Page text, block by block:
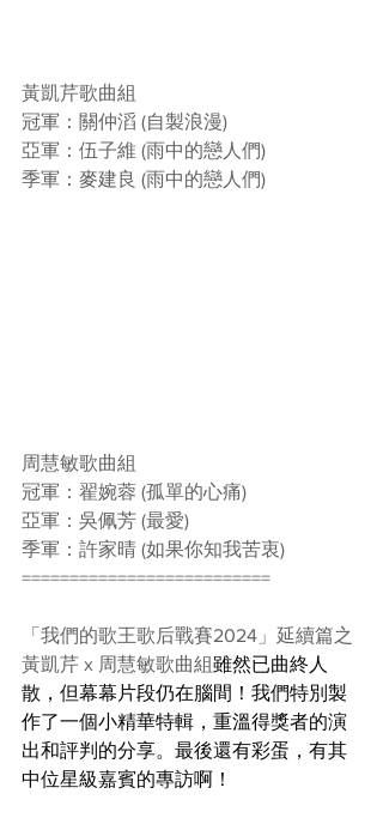
黃凱芹歌曲組
冠軍：關仲滔 (自製浪漫)
亞軍：伍子維 (雨中的戀人們)
季軍：麥建良 (雨中的戀人們)
周慧敏歌曲組
冠軍：翟婉蓉 (孤單的心痛)
亞軍：吳佩芳 (最愛)
季軍：許家晴 (如果你知我苦衷)
==========================
「我們的歌王歌后戰賽2024」延續篇之
黃凱芹 x 周慧敏歌曲組雖然已曲終人
散，但幕幕片段仍在腦間！我們特別製
作了一個小精華特輯，重溫得獎者的演
出和評判的分享。最後還有彩蛋，有其
中位星級嘉賓的專訪啊！